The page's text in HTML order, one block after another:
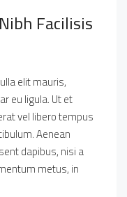
Facilisis
elit mauris,
eu ligula. Ut et
vel libero tempus
Aenean
dapibus, nisi a
metus, in